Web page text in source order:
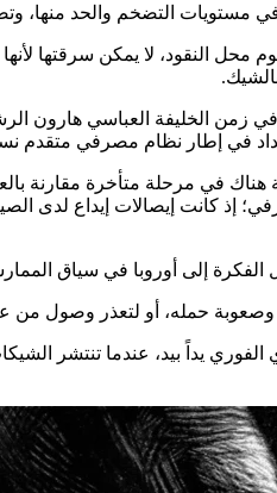
التضخم والحد منها،
محل النقود، لا يمكن سرقتها
في زمن الخليفة العباسي
في إطار نظام مصرفي متقدم
في مرحلة متأخرة مقارنة
كانت إيصالات إيداع لدى
حمله، أو لتعذر وصول من
الفوري يداً بيد، عندما تنتشر